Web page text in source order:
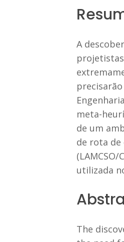
A
meta-
de um
de rota de
utilizada
The